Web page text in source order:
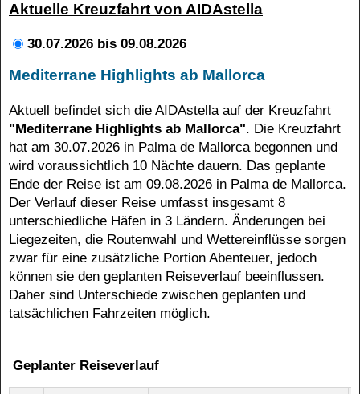
Aktuelle Kreuzfahrt von AIDAstella
30.07.2026 bis 09.08.2026
Mediterrane Highlights ab Mallorca
Aktuell befindet sich die AIDAstella auf der Kreuzfahrt
"Mediterrane Highlights ab Mallorca". Die Kreuzfahrt
hat am 30.07.2026 in Palma de Mallorca begonnen und
wird voraussichtlich 10 Nächte dauern. Das geplante
Ende der Reise ist am 09.08.2026 in Palma de Mallorca.
Der Verlauf dieser Reise umfasst insgesamt 8
unterschiedliche Häfen in 3 Ländern. Änderungen bei
Liegezeiten, die Routenwahl und Wettereinflüsse sorgen
zwar für eine zusätzliche Portion Abenteuer, jedoch
können sie den geplanten Reiseverlauf beeinflussen.
Daher sind Unterschiede zwischen geplanten und
tatsächlichen Fahrzeiten möglich.
Geplanter Reiseverlauf